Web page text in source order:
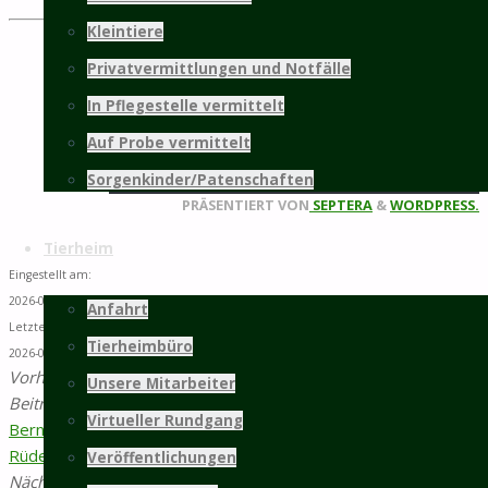
Kleintiere
Privatvermittlungen und Notfälle
In Pflegestelle vermittelt
Auf Probe vermittelt
Sorgenkinder/Patenschaften
Tierheim
Anfahrt
Tierheimbüro
Unsere Mitarbeiter
Virtueller Rundgang
Veröffentlichungen
Eingestellt am:
2026-06-01 12:03
Letzte Änderung:
2026-06-01 12:03
Vorheriger
Beitrag
Bernerdoodle-
Rüde Mezzo
Nächster
weitere Infos...
©2025 Tierschutz Hildesheim und Umgebung
e.V.
PRÄSENTIERT VON SEPTERA &WORDPRESS.
oben